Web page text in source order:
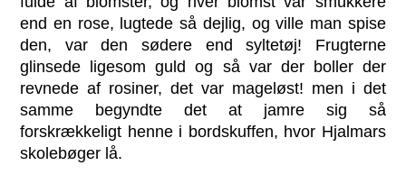
end en rose, lugtede så dejlig, og ville man spise
den, var den sødere end syltetøj! Frugterne
glinsede ligesom guld og så var der boller der
revnede af rosiner, det var mageløst! men i det
samme begyndte det at jamre sig så
forskrækkeligt henne i bordskuffen, hvor Hjalmars
skolebøger lå.